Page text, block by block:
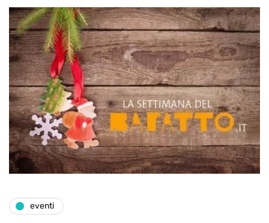
eventi